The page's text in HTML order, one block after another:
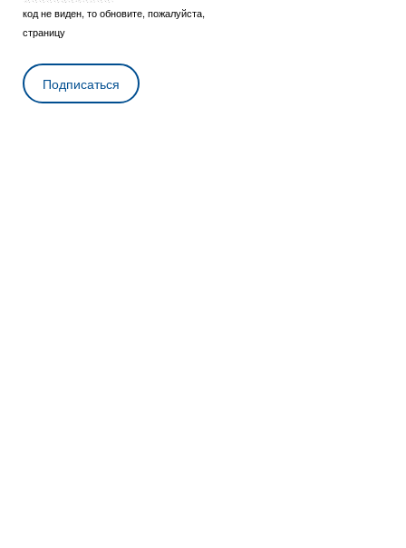
код не виден, то обновите, пожалуйста,
страницу